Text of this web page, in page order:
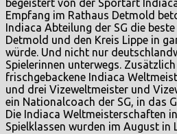
begeistert von der Sportart
Empfang im Rathaus Detmold
Indiaca Abteilung der SG die
Detmold und den Kreis Lippe in
würde. Und nicht nur
Spielerinnen unterwegs.
frischgebackene Indiaca
und drei Vizeweltmeister und
ein Nationalcoach der SG, in das
Die Indiaca Weltmeisterschaften
Spielklassen wurden im August in